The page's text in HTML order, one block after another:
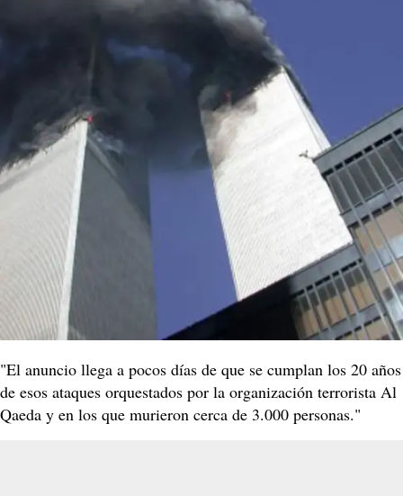
"El anuncio llega a pocos días de que se cumplan los 20 años
de esos ataques orquestados por la organización terrorista Al
Qaeda y en los que murieron cerca de 3.000 personas."